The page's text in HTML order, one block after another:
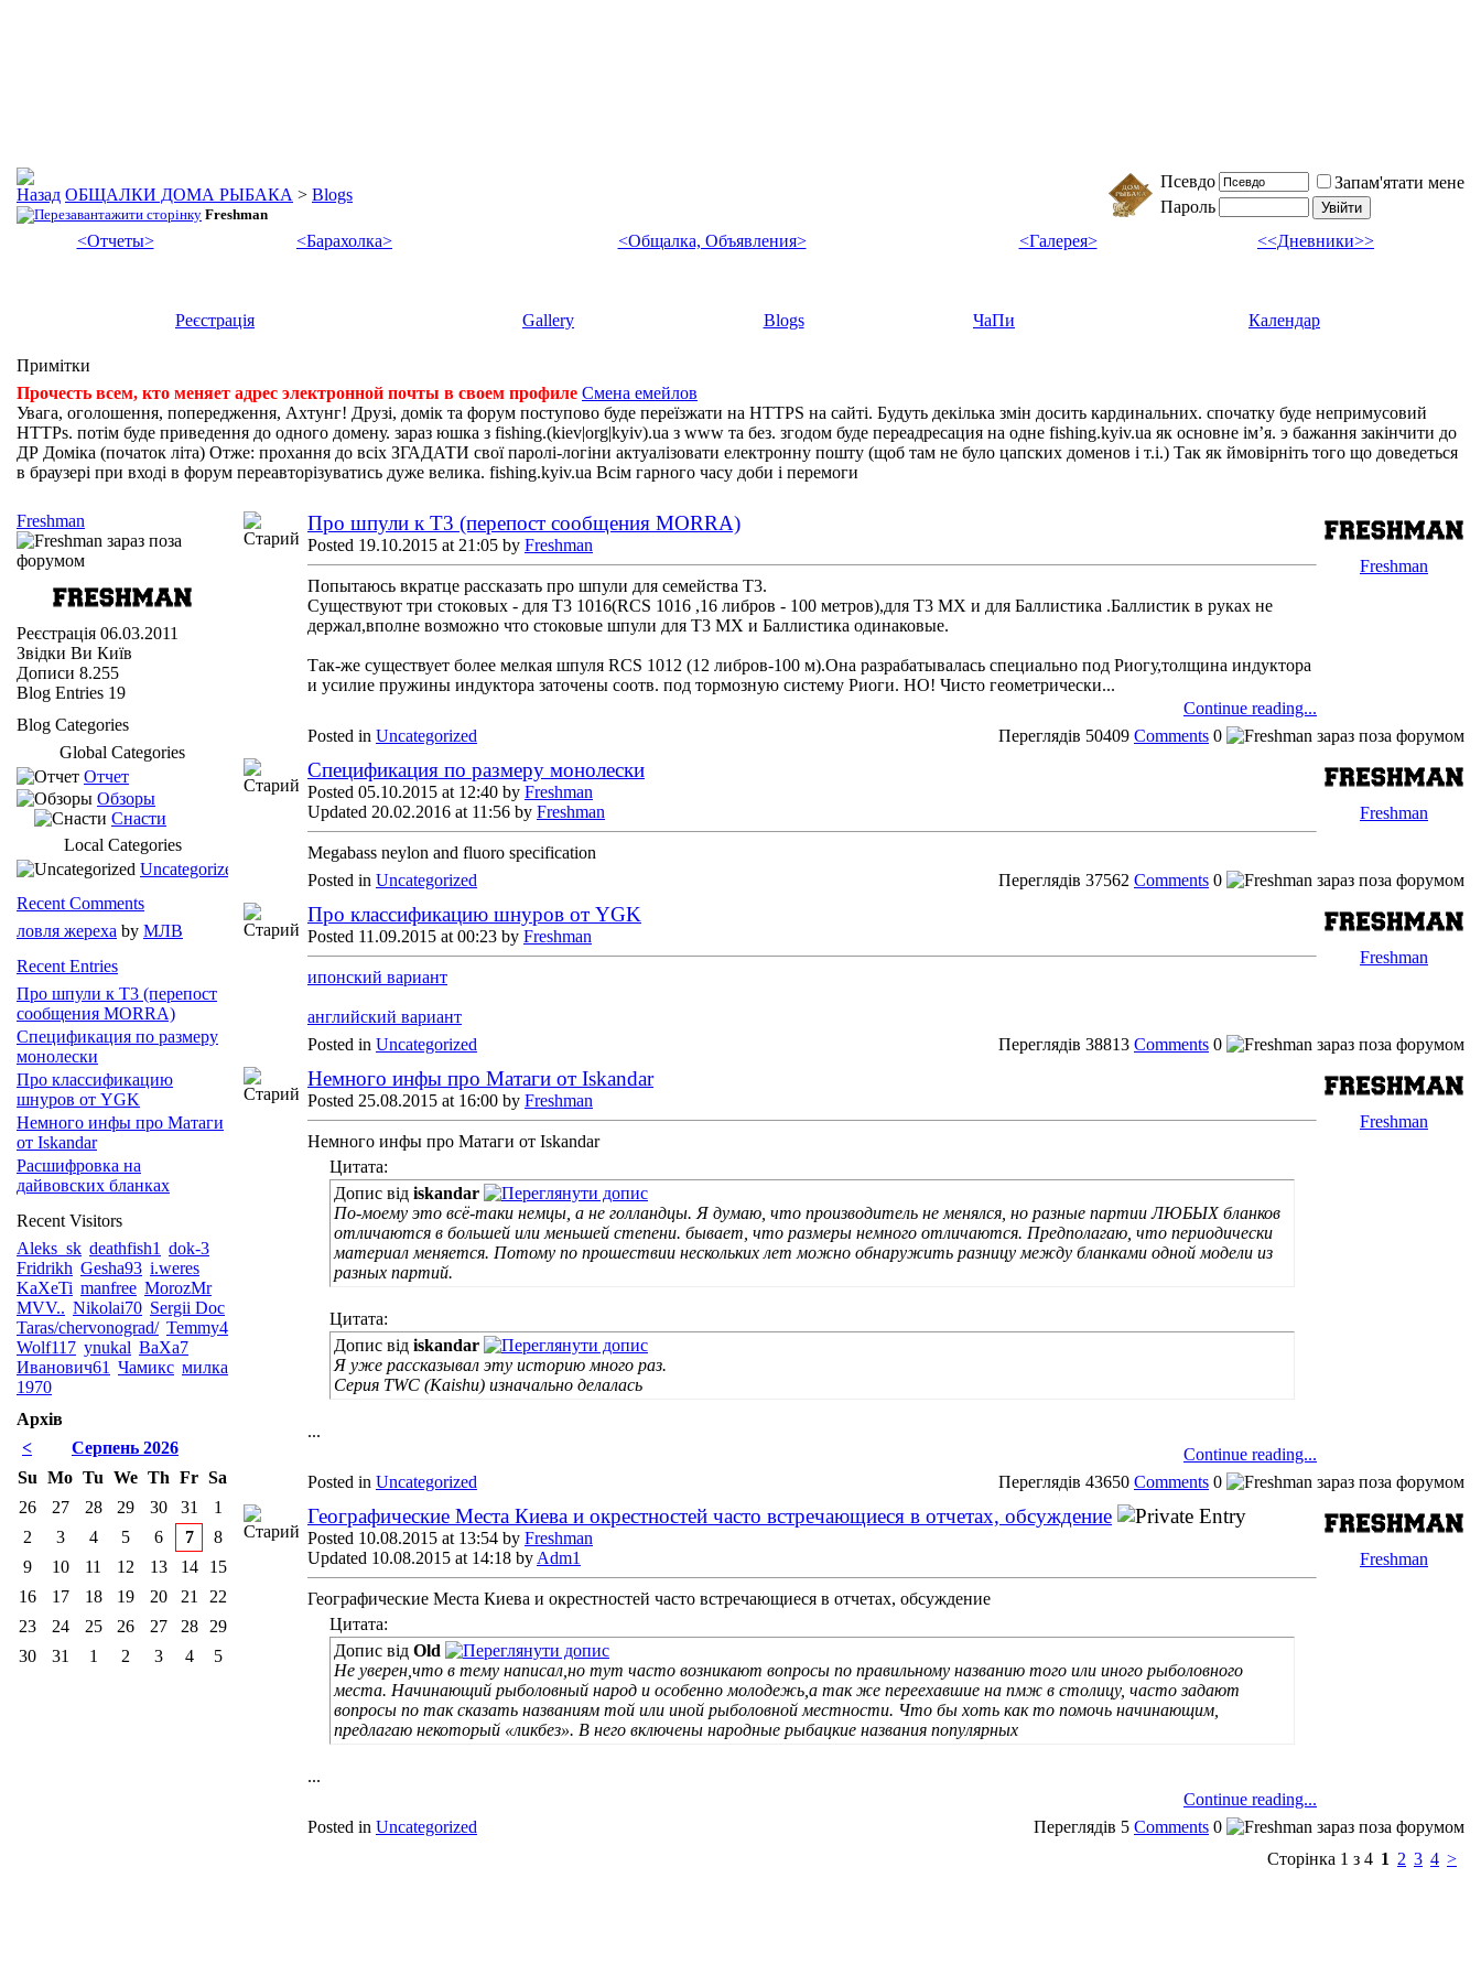
ОБЩАЛКИ ДОМА РЫБАКА > Blogs
Freshman
Псевдо
Запам'ятати мене
Пароль
<Отчеты>
<Барахолка> <Общалка, Объявления> <Галерея> <<Дневники>>
Реєстрація Gallery Blogs ЧаПи Календар
Примітки
Прочесть всем, кто меняет адрес электронной почты в своем профиле Смена емейлов
Увага, оголошення, попередження, Ахтунг! Друзі, домік та форум поступово буде переїзжати на HTTPS на сайті. Будуть декілька змін досить кардинальних. спочатку буде непримусовий
HTTPs. потім буде приведення до одного домену. зараз юшка з fishing.(kiev|org|kyiv).ua з www та без. згодом буде переадресация на одне fishing.kyiv.ua як основне імʼя. э бажання закінчити до
ДР Доміка (початок літа) Отже: прохання до всіх ЗГАДАТИ свої паролі-логіни актуалізовати електронну пошту (щоб там не було цапских доменов і т.і.) Так як ймовірніть того що доведеться
в браузері при вході в форум переавторізуватись дуже велика. fishing.kyiv.ua Всім гарного часу доби і перемоги
Про шпули к Т3 (перепост сообщения MORRA)
Posted 19.10.2015 at 21:05 by Freshman
Попытаюсь вкратце рассказать про шпули для семейства Т3.
Существуют три стоковых - для Т3 1016(RCS 1016 ,16 либров - 100 метров),для Т3 МХ и для Баллистика .Баллистик в руках не
держал,вполне возможно что стоковые шпули для Т3 МХ и Баллистика одинаковые.
Так-же существует более мелкая шпуля RCS 1012 (12 либров-100 м).Она разрабатывалась специально под Риогу,толщина индуктора
и усилие пружины индуктора заточены соотв. под тормозную систему Риоги. НО! Чисто геометрически...
Continue reading...
Freshman
Posted in Uncategorized Переглядів 50409 Comments 0
Спецификация по размеру монолески
Posted 05.10.2015 at 12:40 by Freshman
Updated 20.02.2016 at 11:56 by Freshman
Megabass neylon and fluoro specification
Freshman
Posted in Uncategorized Переглядів 37562 Comments 0
Про классификацию шнуров от YGK
Posted 11.09.2015 at 00:23 by Freshman
ипонский вариант
английский вариант
Freshman
Posted in Uncategorized Переглядів 38813 Comments 0
Немного инфы про Матаги от Iskandar
Posted 25.08.2015 at 16:00 by Freshman
Немного инфы про Матаги от Iskandar
Цитата:
Допис від iskandar
По-моему это всё-таки немцы, а не голландцы. Я думаю, что производитель не менялся, но разные партии ЛЮБЫХ бланков
отличаются в большей или меньшей степени. бывает, что размеры немного отличаются. Предполагаю, что периодически
материал меняется. Потому по прошествии нескольких лет можно обнаружить разницу между бланками одной модели из
разных партий.
Цитата:
Допис від iskandar
Я уже рассказывал эту историю много раз.
Серия TWC (Kaishu) изначально делалась
...
Continue reading...
Freshman
Posted in Uncategorized Переглядів 43650 Comments 0
Географические Места Киева и окрестностей часто встречающиеся в отчетах, обсуждение
Posted 10.08.2015 at 13:54 by Freshman
Updated 10.08.2015 at 14:18 by Adm1
Географические Места Киева и окрестностей часто встречающиеся в отчетах, обсуждение
Цитата:
Допис від Old
Не уверен,что в тему написал,но тут часто возникают вопросы по правильному названию того или иного рыболовного
места. Начинающий рыболовный народ и особенно молодежь,а так же переехавшие на пмж в столицу, часто задают
вопросы по так сказать названиям той или иной рыболовной местности. Что бы хоть как то помочь начинающим,
предлагаю некоторый «ликбез». В него включены народные рыбацкие названия популярных
...
Continue reading...
Freshman
Posted in Uncategorized Переглядів 5 Comments 0
Сторінка 1 з 4 1 2 3 4 >
Freshman
Реєстрація 06.03.2011
Звідки Ви Київ
Дописи 8.255
Blog Entries 19
Blog Categories
Global Categories
Отчет
Обзоры
Снасти
Local Categories
Uncategorized
Recent Comments
ловля жереха by МЛВ
Recent Entries
Про шпули к Т3 (перепост
сообщения MORRA)
Спецификация по размеру
монолески
Про классификацию
шнуров от YGK
Немного инфы про Матаги
от Iskandar
Расшифровка на
дайвовских бланках
Recent Visitors
Aleks_sk deathfish1 dok-3
Fridrikh Gesha93 i.weres
KaXeTi manfree MorozMr
MVV.. Nikolai70 Sergii Doc
Taras/chervonograd/ Temmy4
Wolf117 ynukal ВаХа7
Иванович61 Чамикс милка
1970
Архів
<
Серпень 2026
Su Mo Tu We Th Fr Sa
26
27 28 29 30 31
1
2
3 4 5 6 7
8
9
10 11 12 13 14
15
16
17 18 19 20 21
22
23
24 25 26 27 28
29
30
31 1 2 3 4 5